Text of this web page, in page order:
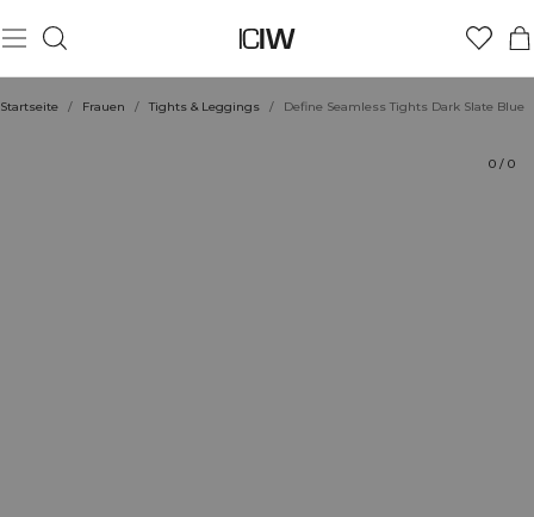
Startseite / Frauen / Tights & Leggings / Define Seamless Tights Dark Slate Blue
0 / 0